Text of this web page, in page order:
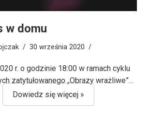
w domu
30 września 2020
r. o godzinie 18:00 w ramach cyklu
zatytułowanego „Obrazy wrażliwe”…
Dowiedz się więcej »